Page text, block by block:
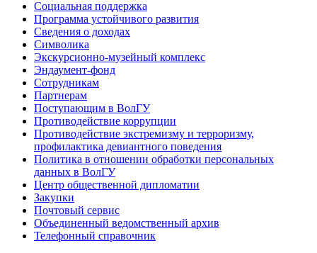
Социальная поддержка
Программа устойчивого развития
Сведения о доходах
Символика
Экскурсионно-музейный комплекс
Эндаумент-фонд
Сотрудникам
Партнерам
Поступающим в ВолГУ
Противодействие коррупции
Противодействие экстремизму и терроризму,
профилактика девиантного поведения
Политика в отношении обработки персональных
данных в ВолГУ
Центр общественной дипломатии
Закупки
Почтовый сервис
Объединенный ведомственный архив
Телефонный справочник